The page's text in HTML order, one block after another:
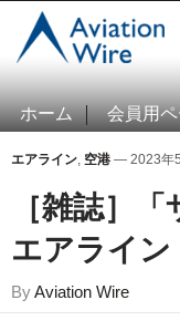
ホーム 会員用
エアライン, 空港 — 2023年
［雑誌］
エアライン
ByAviation Wire